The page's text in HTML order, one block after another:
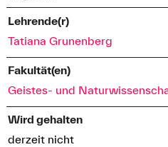
Lehrende(r)
Tatiana Grunenberg
Fakultät(en)
Geistes- und
Wird gehalten
derzeit nicht